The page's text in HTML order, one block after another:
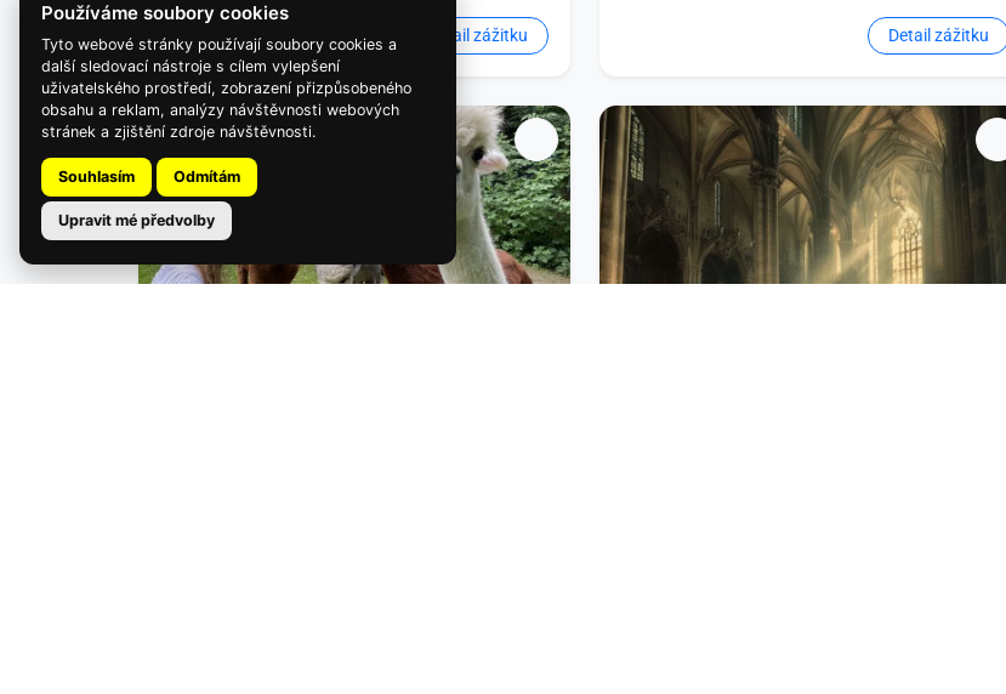
Používáme soubory cookies
Tyto webové stránky používají soubory cookies a
další sledovací nástroje s cílem vylepšení
uživatelského prostředí, zobrazení přizpůsobeného
obsahu a reklam, analýzy návštěvnosti webových
stránek a zjištění zdroje návštěvnosti.
Souhlasím Odmítám
Upravit mé předvolby
Detail zážitku Detail zážitku